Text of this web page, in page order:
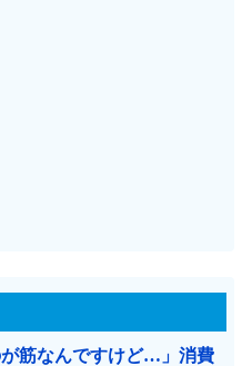
が筋なんですけど…」消費